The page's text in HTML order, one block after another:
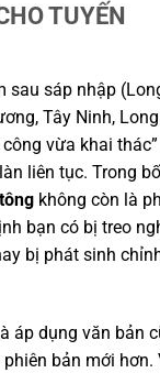
TUYẾN
sau sáp nhập
Tây Ninh,
vừa khai
liên tục. Trong
không còn là
bạn có bị treo
bị phát sinh
áp dụng văn bản
bản mới hơn.